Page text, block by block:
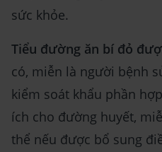
sức khỏe.
Tiểu đường ăn bí đỏ
có, miễn là người bệnh
kiểm soát khẩu phần
ích cho đường huyết,
thể nếu được bổ sung